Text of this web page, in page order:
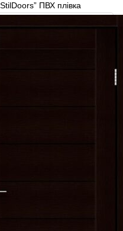
ПВХ плівка